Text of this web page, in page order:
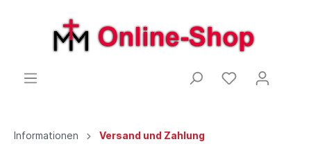
Informationen Versand und Zahlung